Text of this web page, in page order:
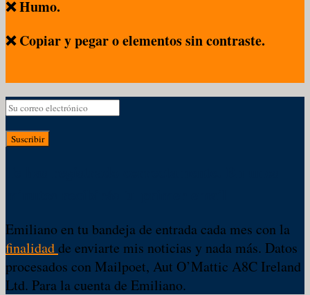
❌ Humo.
❌ Copiar y pegar o elementos sin contraste.
Suscribir
Emiliano en tu bandeja de entrada cada mes con la
finalidadde enviarte mis noticias y nada más. Datos
procesados con Mailpoet, Aut O’Mattic A8C Ireland
Ltd. Para la cuenta de Emiliano.